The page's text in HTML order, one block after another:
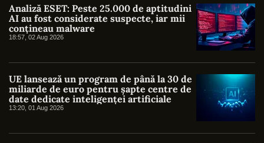
Analiză ESET: Peste 25.000 de aptitudini
AI au fost considerate suspecte, iar mii
conțineau malware
18:57, 02 Aug 2026
UE lansează un program de până la 30 de
miliarde de euro pentru șapte centre de
date dedicate inteligenței artificiale
13:20, 01 Aug 2026